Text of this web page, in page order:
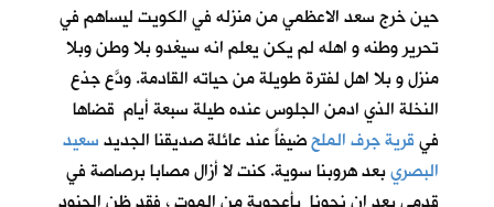
حين خرج سعد الاعظمي من منزله في الكويت ليساهم في
تحرير وطنه و اهله لم يكن يعلم انه سيغدو بلا وطن وبلا
منزل و بلا اهل لفترة طويلة من حياته القادمة. ودَّع جذع
النخلة الذي ادمن الجلوس عنده طيلة سبعة أيام قضاها
فيقرية جرف الملحضيفاً عند عائلة صديقنا الجديدسعيد
البصريبعد هروبنا سوية. كنت لا أزال مصابا برصاصة في